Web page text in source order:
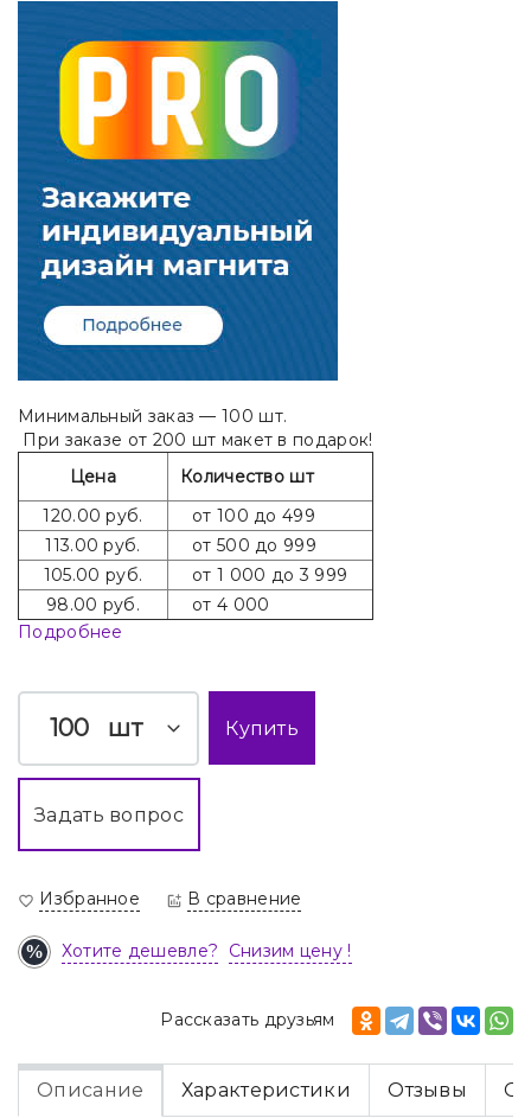
Минимальный заказ — 100 шт.
При заказе от 200 шт макет в подарок!
Цена
Количество шт
120.00 руб.
от 100 до 499
113.00 руб.
от 500 до 999
105.00 руб.
от 1 000 до 3 999
98.00 руб.
от 4 000
Подробнее
шт Купить
Задать вопрос
Избранное В сравнение
Хотите дешевле? Снизим цену !
Рассказать друзьям
Описание Характеристики Отзывы